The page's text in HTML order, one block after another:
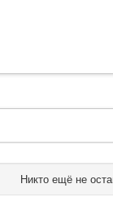
Никто ещё не